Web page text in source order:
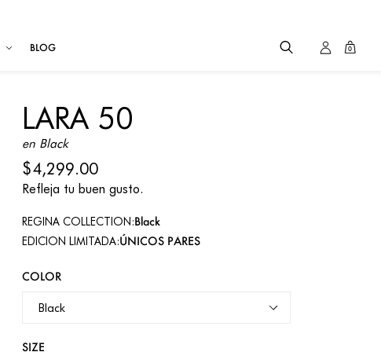
BLOG 0
LARA 50
en Black
$4,299.00
Refleja tu buen gusto.
REGINA COLLECTION:Black
EDICION LIMITADA:ÚNICOS PARES
COLOR
SIZE